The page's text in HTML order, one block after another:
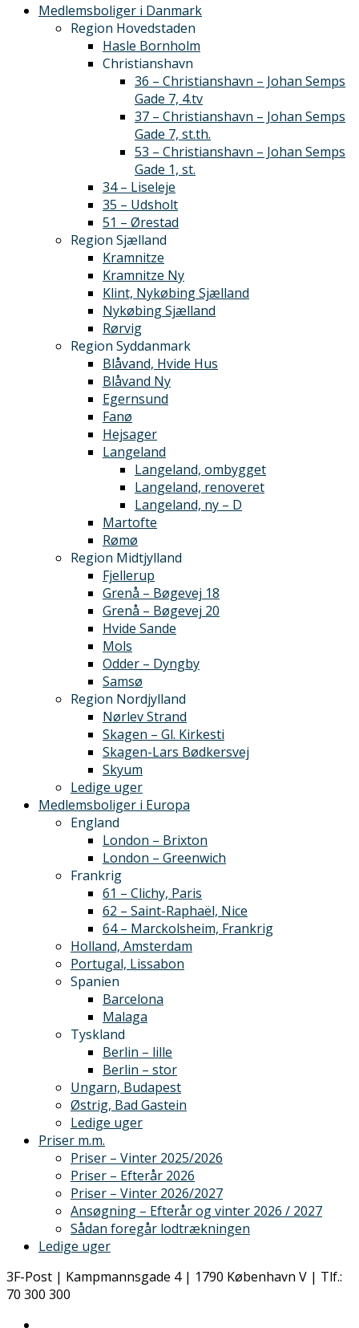
Medlemsboliger i Danmark
Region Hovedstaden
Hasle Bornholm
Christianshavn
36 – Christianshavn – Johan Semps
Gade 7, 4.tv
37 – Christianshavn – Johan Semps
Gade 7, st.th.
53 – Christianshavn – Johan Semps
Gade 1, st.
34 – Liseleje
35 – Udsholt
51 – Ørestad
Region Sjælland
Kramnitze
Kramnitze Ny
Klint, Nykøbing Sjælland
Nykøbing Sjælland
Rørvig
Region Syddanmark
Blåvand, Hvide Hus
Blåvand Ny
Egernsund
Fanø
Hejsager
Langeland
Langeland, ombygget
Langeland, renoveret
Langeland, ny – D
Martofte
Rømø
Region Midtjylland
Fjellerup
Grenå – Bøgevej 18
Grenå – Bøgevej 20
Hvide Sande
Mols
Odder – Dyngby
Samsø
Region Nordjylland
Nørlev Strand
Skagen – Gl. Kirkesti
Skagen-Lars Bødkersvej
Skyum
Ledige uger
Medlemsboliger i Europa
England
London – Brixton
London – Greenwich
Frankrig
61 – Clichy, Paris
62 – Saint-Raphaël, Nice
64 – Marckolsheim, Frankrig
Holland, Amsterdam
Portugal, Lissabon
Spanien
Barcelona
Malaga
Tyskland
Berlin – lille
Berlin – stor
Ungarn, Budapest
Østrig, Bad Gastein
Ledige uger
Priser m.m.
Priser – Vinter 2025/2026
Priser – Efterår 2026
Priser – Vinter 2026/2027
Ansøgning – Efterår og vinter 2026 / 2027
Sådan foregår lodtrækningen
Ledige uger
3F-Post | Kampmannsgade 4 | 1790 København V | Tlf.:
70 300 300